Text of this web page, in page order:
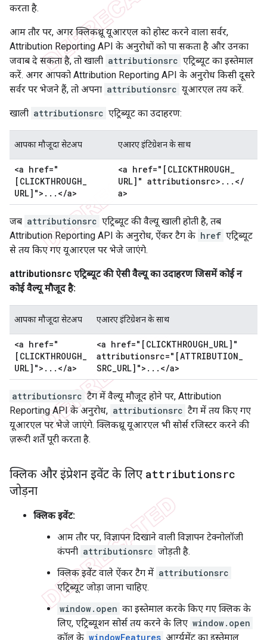
करता है.
आम तौर पर, अगर क्लिकथ्रू यूआरएल को होस्ट करने वाला सर्वर,
Attribution Reporting API के अनुरोधों को पा सकता है और उनका
जवाब दे सकता है, तो खाली attributionsrc एट्रिब्यूट का इस्तेमाल
करें. अगर आपको Attribution Reporting API के अनुरोध किसी दूसरे
सर्वर पर भेजने हैं, तो अपना attributionsrc यूआरएल तय करें.
खाली attributionsrc एट्रिब्यूट का उदाहरण:
आपका मौजूदा सेटअप एआरए इंटिग्रेशन के साथ
<a href="
[CLICKTHROUGH
URL]"> . . . </a>
<a href="[CLICKTHROUGH
URL]" attributionsrc> . . . </
a>
जब attributionsrc एट्रिब्यूट की वैल्यू खाली होती है, तब
Attribution Reporting API के अनुरोध, ऐंकर टैग के href एट्रिब्यूट
से तय किए गए यूआरएल पर भेजे जाएंगे.
attributionsrc एट्रिब्यूट की ऐसी वैल्यू का उदाहरण जिसमें कोई न
कोई वैल्यू मौजूद है:
आपका मौजूदा सेटअप एआरए इंटिग्रेशन के साथ
<a href="
[CLICKTHROUGH
URL]"> . . . </a>
<a href="[CLICKTHROUGH URL]"
attributionsrc="[ATTRIBUTION
SRC URL]"> . . . </a>
attributionsrc टैग में वैल्यू मौजूद होने पर, Attribution
Reporting API के अनुरोध, attributionsrc टैग में तय किए गए
यूआरएल पर भेजे जाएंगे. क्लिकथ्रू यूआरएल भी सोर्स रजिस्टर करने की
ज़रूरी शर्तें पूरी करता है.
क्लिक और इंप्रेशन इवेंट के लिए attributionsrc
जोड़ना
क्लिक इवेंट:
आम तौर पर, विज्ञापन दिखाने वाली विज्ञापन टेक्नोलॉजी
कंपनी attributionsrc जोड़ती है.
क्लिक इवेंट वाले ऐंकर टैग में attributionsrc
एट्रिब्यूट जोड़ा जाना चाहिए.
window.open का इस्तेमाल करके किए गए क्लिक के
लिए, एट्रिब्यूशन सोर्स तय करने के लिए window.open
कॉल के windowFeatures आर्ग्युमेंट का इस्तेमाल